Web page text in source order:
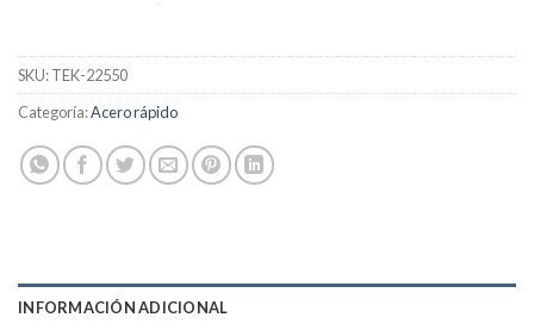
SKU:TEK-22550
Categoría:Acero rápido
INFORMACIÓN ADICIONAL